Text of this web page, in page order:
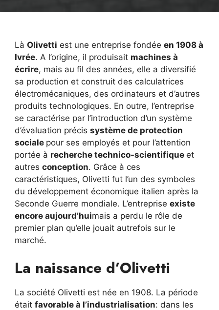
Là Olivetti est une entreprise fondée en 1908 à
Ivrée. A l’origine, il produisait machines à
écrire, mais au fil des années, elle a diversifié
sa production et construit des calculatrices
électromécaniques, des ordinateurs et d’autres
produits technologiques. En outre, l’entreprise
se caractérise par l’introduction d’un système
d’évaluation précis système de protection
sociale pour ses employés et pour l’attention
portée à recherche technico-scientifique et
autres conception. Grâce à ces
caractéristiques, Olivetti fut l’un des symboles
du développement économique italien après la
Seconde Guerre mondiale. L’entreprise existe
encore aujourd’huimais a perdu le rôle de
premier plan qu’elle jouait autrefois sur le
marché.
La naissance d’Olivetti
La société Olivetti est née en 1908. La période
était favorable à l’industrialisation: dans les